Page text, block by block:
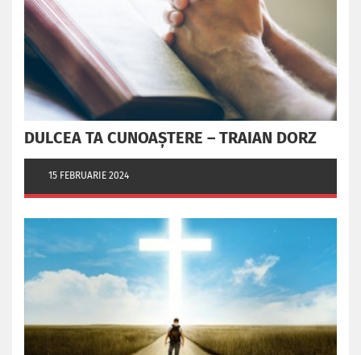
DULCEA TA CUNOAȘTERE – TRAIAN DORZ
15 FEBRUARIE 2024